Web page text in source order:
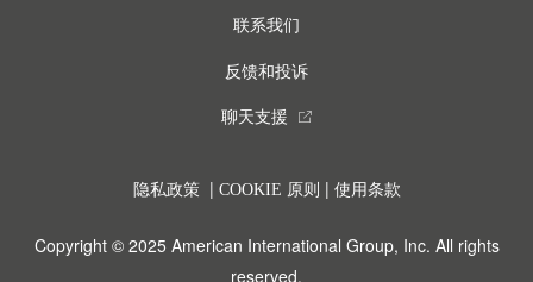
联系我们
反馈和投诉
聊天支援 external_link
隐私政策| COOKIE 原则 | 使用条款
Copyright © 2025 American International Group, Inc. All rights
reserved.